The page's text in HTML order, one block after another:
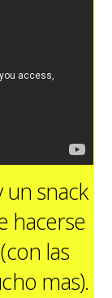
un snack
hacerse
las
mas).